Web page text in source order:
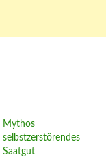
Mythos
selbstzerstörendes
Saatgut